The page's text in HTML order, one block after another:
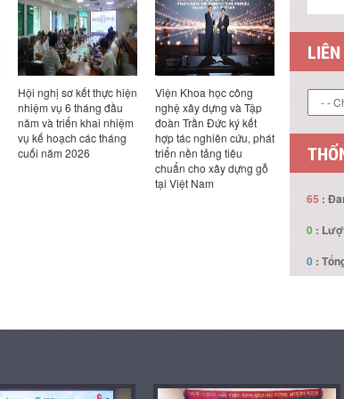
Viện Khoa học công
nghệ xây dựng và Tập
đoàn Trần Đức ký kết
hợp tác nghiên cứu, phát
triển nền tảng tiêu
Viện trưởng Nguyễn
Hồng Hải tiếp và làm
việc với Công ty TNHH
Viện thiết kế & nghiên
cứu kiến trúc Đại học
Triết Giang (UAD), Trung
Quốc
Viện
Hồng
Design
Bản
65 :
0 :
0 :